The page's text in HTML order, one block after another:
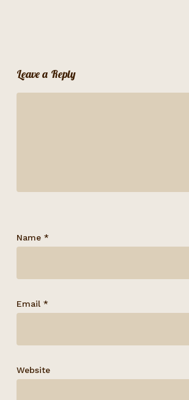
Leave a Reply
Name *
Email *
Website